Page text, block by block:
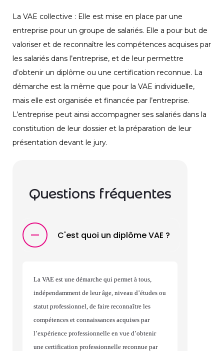
La VAE collective : Elle est mise en place par une
entreprise pour un groupe de salariés. Elle a pour but de
valoriser et de reconnaître les compétences acquises par
les salariés dans l’entreprise, et de leur permettre
d’obtenir un diplôme ou une certification reconnue. La
démarche est la même que pour la VAE individuelle,
mais elle est organisée et financée par l’entreprise.
L’entreprise peut ainsi accompagner ses salariés dans la
constitution de leur dossier et la préparation de leur
présentation devant le jury.
Questions fréquentes
C'est quoi un diplôme VAE ?
La VAE est une démarche qui permet à tous,
indépendamment de leur âge, niveau d’études ou
statut professionnel, de faire reconnaître les
compétences et connaissances acquises par
l’expérience professionnelle en vue d’obtenir
une certification professionnelle reconnue par